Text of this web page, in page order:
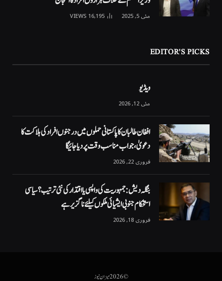
مئی 5, 2025 16,195
VIEWS
EDITOR'S PICKS
ویڈیو
مئی 12, 2026
افغان طالبان کا پاکستانی حملوں میں درجنوں افراد کی ہلاکت کا
دعویٰ، جواب مناسب وقت پر دیا جائیگا
فروری 22, 2026
بنگلہ دیش: جمہوریت کی واپسی یا اقتدار کی نئی ترتیب؟ سیاسی
استحکام جنوبی ایشیائی ملکوں کیلئے ناگزیر ہے
فروری 18, 2026
© 2026 میزان نیوز